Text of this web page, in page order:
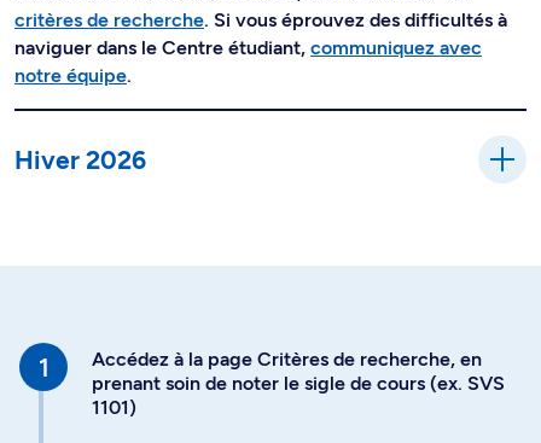
critères de recherche. Si vous éprouvez des difficultés à
naviguer dans le Centre étudiant, communiquez avec
notre équipe.
Hiver 2026
Accédez à la page Critères de recherche, en
prenant soin de noter le sigle de cours (ex. SVS
1101)